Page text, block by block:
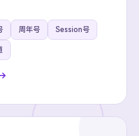
周年号 Session号